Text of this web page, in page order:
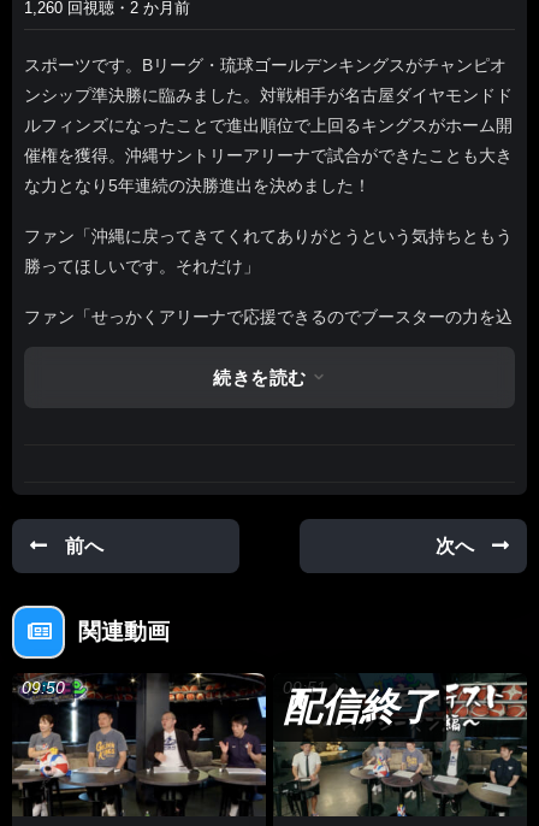
1,260 回視聴・2 か月前
スポーツです。Bリーグ・琉球ゴールデンキングスがチャンピオ
ンシップ準決勝に臨みました。対戦相手が名古屋ダイヤモンドド
ルフィンズになったことで進出順位で上回るキングスがホーム開
催権を獲得。沖縄サントリーアリーナで試合ができたことも大き
な力となり5年連続の決勝進出を決めました！
ファン「沖縄に戻ってきてくれてありがとうという気持ちともう
勝ってほしいです。それだけ」
ファン「せっかくアリーナで応援できるのでブースターの力を込
めてキングスに勝ってほしい」
たのがこの日が29歳の誕生日・松脇圭志。
古屋ダイヤモンドドルフィンズも4シーズンキングスでプレーし
た今村佳太。粘りを見せ、前半はわずか4点差で折り返します。
迎えた後半、岸本隆一が、ミスからボールを奪われ得点を許しま
す。しかし、やられたらやり返す。岸本はその直後のプレー。さ
らにキングスはこのQ名古屋の得点を10点に抑えるディフェンス
で流れを引き寄せます。
続きを読む
前へ 次へ
関連動画
09:50 09:51
配信終了